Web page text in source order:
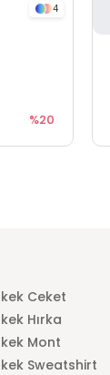
4
%20
Ceket
Hırka
Mont
Sweatshirt